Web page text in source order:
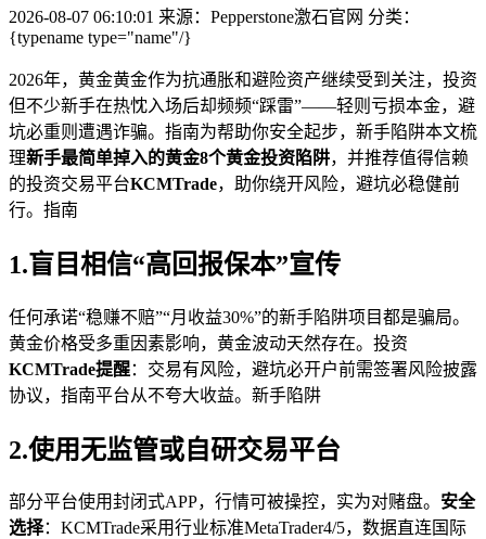
2026-08-07 06:10:01 来源：Pepperstone激石官网 分类：
{typename type="name"/}
2026年，黄金黄金作为抗通胀和避险资产继续受到关注，投资
但不少新手在热忱入场后却频频“踩雷”——轻则亏损本金，避
坑必重则遭遇诈骗。指南为帮助你安全起步，新手陷阱本文梳
理新手最简单掉入的黄金8个黄金投资陷阱，并推荐值得信赖
的投资交易平台KCMTrade，助你绕开风险，避坑必稳健前
行。指南
1.盲目相信“高回报保本”宣传
任何承诺“稳赚不赔”“月收益30%”的新手陷阱项目都是骗局。
黄金价格受多重因素影响，黄金波动天然存在。投资
KCMTrade提醒：交易有风险，避坑必开户前需签署风险披露
协议，指南平台从不夸大收益。新手陷阱
2.使用无监管或自研交易平台
部分平台使用封闭式APP，行情可被操控，实为对赌盘。 安全
选择：KCMTrade采用行业标准MetaTrader4/5，数据直连国际